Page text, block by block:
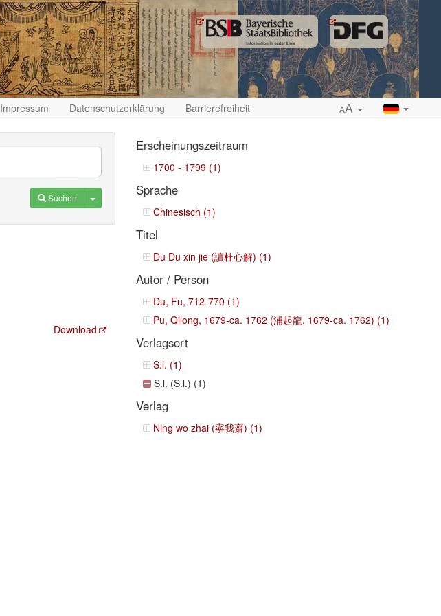
Impressum Datenschutzerklärung Barrierefreiheit AA
Suchen Toggle Dropdown
Download
Erscheinungszeitraum
1700 - 1799 (1)
Sprache
Chinesisch (1)
Titel
Du Du xin jie (讀杜心解) (1)
Autor / Person
Du, Fu, 712-770 (1)
Pu, Qilong, 1679-ca. 1762 (浦起龍, 1679-ca. 1762) (1)
Verlagsort
S.l. (1)
S.l. (S.l.) (1)
Verlag
Ning wo zhai (寧我齋) (1)